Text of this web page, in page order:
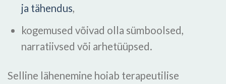
ja tähendus,
kogemused võivad olla sümboolsed,
narratiivsed või arhetüüpsed.
Selline lähenemine hoiab terapeutilise